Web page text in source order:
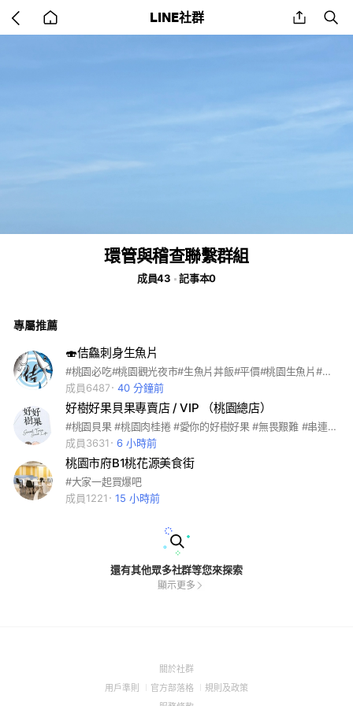
back
to
LINE社群 share
環管與稽查聯繫群組
成員43 記事本0
專屬推薦
🍣佶鱻刺身生魚片
#桃園必吃#桃園觀光夜市#生魚片丼飯#平價#桃園生魚片#桃園平價美食#刺身#桃園刺身#桃園美食
成員6487
40 分鐘前
好樹好果貝果專賣店 / VIP （桃園總店）
#桃園貝果 #桃園肉桂捲 #愛你的好樹好果 #無畏艱難 #串連情感 #看重家庭 #堅持品質 #貝果 #貝果控 #貝果烘焙 #貝果日常 #貝果貝果 #桃園美食 #桃園美食推薦 #桃園咖啡 #中壢美食 #中壢甜點 #平鎮美食 #平鎮 #好樹好果
成員3631
6 小時前
桃園市府B1桃花源美食街
#大家一起買爆吧
成員1221
15 小時前
還有其他眾多社群等您來探索
顯示更多
關於社群(Open
用戶準則
(Open
官方部落格
(Open
規則及政策(Open